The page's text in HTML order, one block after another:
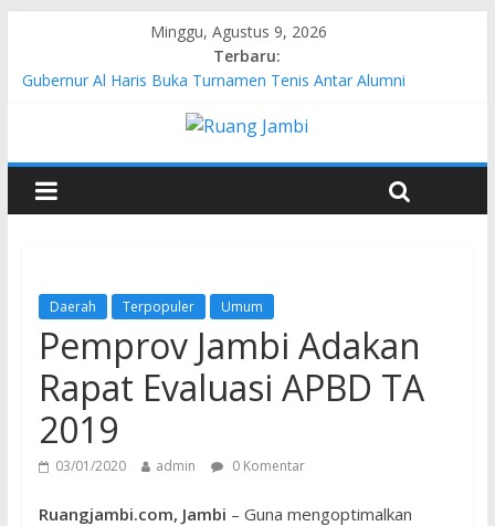
Minggu, Agustus 9, 2026
Terbaru:
Gubernur Al Haris Buka Turnamen Tenis Antar Alumni
Pertamina EP Jambi Imbau Masyarakat Tidak Beraktivitas di
Kasus Brigadir EWS: 4 Anggota Polisi Tersangka Resmi
Didampingi Pengacara Chris Januardi
FSO 115
Daerah Terpopuler Umum
Pemprov Jambi Adakan
Rapat Evaluasi APBD TA
2019
03/01/2020 admin 0 Komentar
Ruangjambi.com, Jambi – Guna mengoptimalkan